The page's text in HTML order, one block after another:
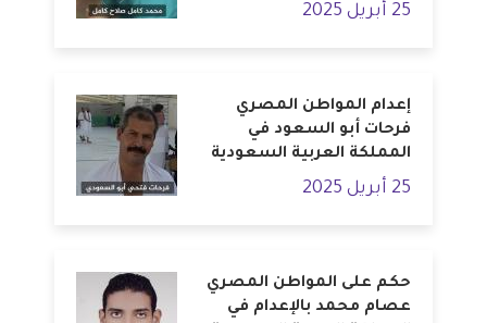
25 أبريل 2025
إعدام المواطن المصري
فرحات أبو السعود في
المملكة العربية السعودية
25 أبريل 2025
حكم على المواطن المصري
عصام محمد بالإعدام في